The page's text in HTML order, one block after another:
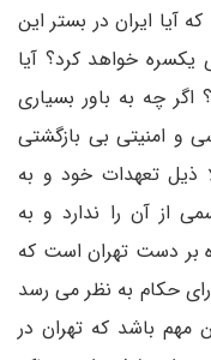
آیا ایران در بستر این
خواهد کرد؟ آیا
اگر چه به باور بسیاری
و امنیتی بی بازگشتی
ذیل تعهدات خود و به
خروج رسمی از آن را ندارد و به
بر دست تهران است که
حکام به نظر می رسد
مهم باشد که تهران در